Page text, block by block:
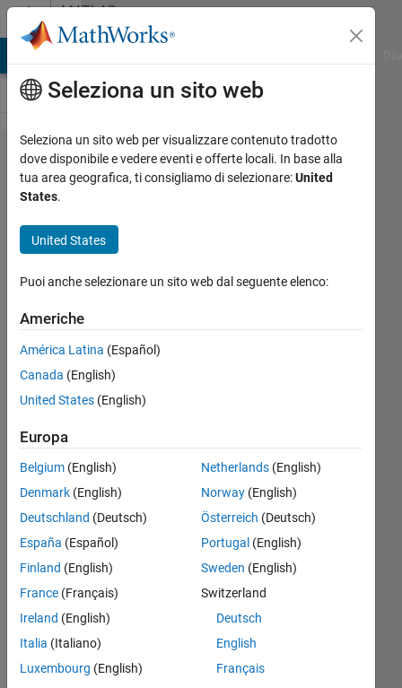
Vai al contenutoMATLAB
Answers
How
can I
certain
a
matrix
based
on
specific
values?
Leah
12 Nov
2013
5
Risposte
Risposta
accettata
Seleziona un sito web
Seleziona un sito web per visualizzare contenuto tradotto
dove disponibile e vedere eventi e offerte locali. In base alla
tua area geografica, ti consigliamo di selezionare:United
States.
United States
Puoi anche selezionare un sito web dal seguente elenco:
Americhe
América Latina (Español)
Canada (English)
United States (English)
Europa
Belgium (English)
Denmark (English)
Deutschland (Deutsch)
España (Español)
Finland (English)
France (Français)
Ireland (English)
Italia (Italiano)
Luxembourg (English)
Netherlands(English)
Norway(English)
Österreich (Deutsch)
Portugal (English)
Sweden (English)
Switzerland
Deutsch
English
Français